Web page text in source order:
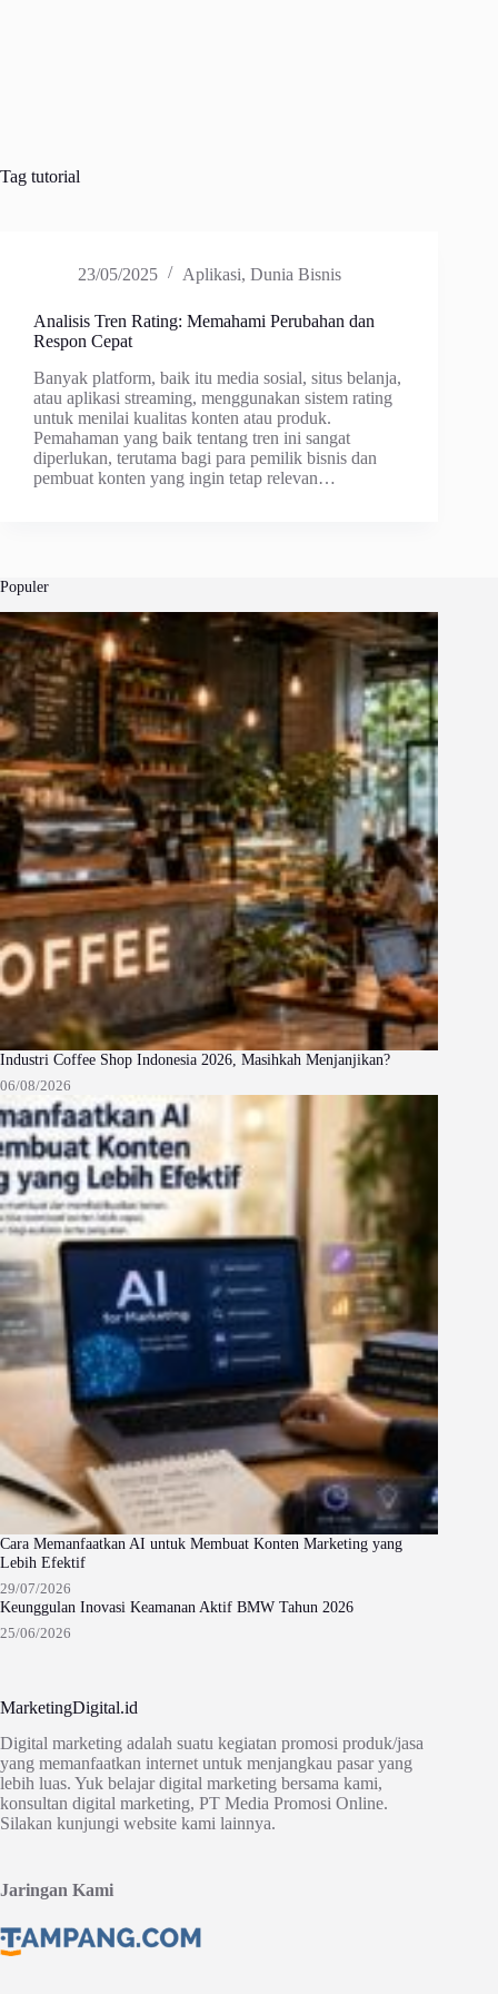
Tag tutorial
23/05/2025 Aplikasi, Dunia Bisnis
Analisis Tren Rating: Memahami Perubahan dan
Respon Cepat
Banyak platform, baik itu media sosial, situs belanja,
atau aplikasi streaming, menggunakan sistem rating
untuk menilai kualitas konten atau produk.
Pemahaman yang baik tentang tren ini sangat
diperlukan, terutama bagi para pemilik bisnis dan
pembuat konten yang ingin tetap relevan…
Populer
Industri Coffee Shop Indonesia 2026, Masihkah Menjanjikan?
06/08/2026
Cara Memanfaatkan AI untuk Membuat Konten Marketing yang
Lebih Efektif
29/07/2026
Keunggulan Inovasi Keamanan Aktif BMW Tahun 2026
25/06/2026
MarketingDigital.id
Digital marketing adalah suatu kegiatan promosi produk/jasa
yang memanfaatkan internet untuk menjangkau pasar yang
lebih luas. Yuk belajar digital marketing bersama kami,
konsultan digital marketing, PT Media Promosi Online.
Silakan kunjungi website kami lainnya.
Jaringan Kami